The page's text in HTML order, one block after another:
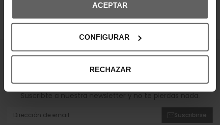
ACEPTAR
CONFIGURAR
RECHAZAR
OPINIONES DE CLIENTES
¡Entérate de todas las novedades y
Suscribte a nuestra newsletter y no te pierdas nada.
Suscribirse